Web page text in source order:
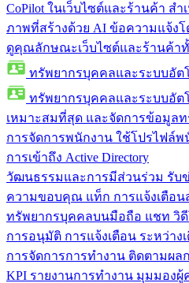
CoPilot ในเว็บไซต์และร้านค้า สำ
ภาพที่สร้างด้วย AI ข้อความแจ้ง
ดูคุณลักษณะเว็บไซต์และร้านค้า
ทรัพยากรบุคคลและระบบอัต
ทรัพยากรบุคคลและระบบอัต
เหมาะสมที่สุด และจัดการข้อมูล
การจัดการพนักงาน ใช้โปรไฟล์พ
การเข้าถึง Active Directory
วัฒนธรรมและการมีส่วนร่วม รับ
ความขอบคุณ แท็ก การแจ้งเตือ
ทรัพยากรบุคคลบนมือถือ แชท วิ
การอนุมัติ การแจ้งเตือน ระหว่าง
การจัดการการทำงาน ติดตามผล
KPI รายงานการทำงาน มุมมอง